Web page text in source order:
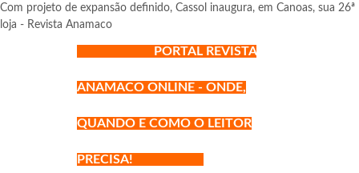
Com projeto de expansão definido, Cassol inaugura, em Canoas, sua 26ª
loja - Revista Anamaco
PORTAL REVISTA
ANAMACO ONLINE - ONDE,
QUANDO E COMO O LEITOR
PRECISA!